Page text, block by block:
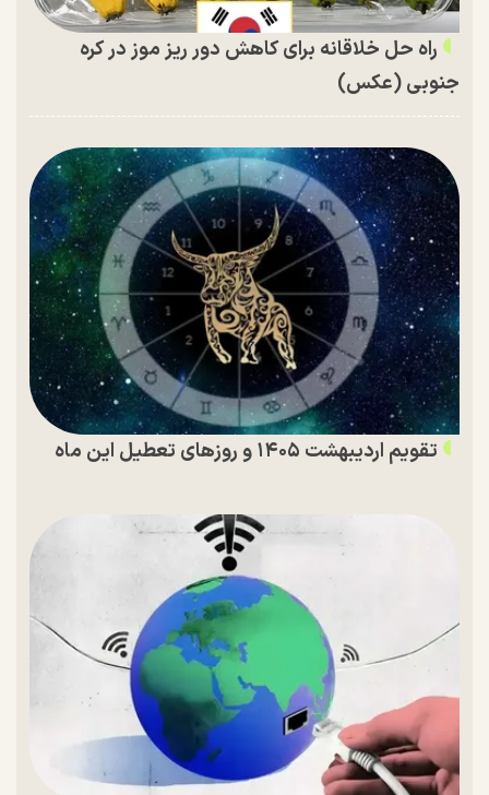
راه حل خلاقانه برای کاهش دور ریز موز در کره
جنوبی (عکس)
تقویم اردیبهشت ۱۴۰۵ و روز‌های تعطیل این ماه